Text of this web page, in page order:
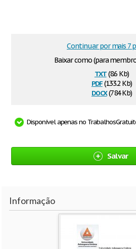
Baixar como (para
txt(8.6 Kb)
pdf(133.2 Kb)
docx(784 Kb)
Continuar por mais 7
Disponível apenas no
Salvar
Informação